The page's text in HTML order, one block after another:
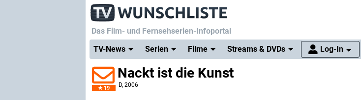
Das Film- und Fernsehserien-Infoportal
TV-News
Serien Filme Streams & DVDs Log-In
19
Nackt ist die Kunst
D, 2006
Serienticker